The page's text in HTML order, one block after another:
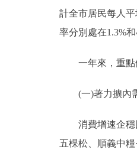
計全市居民每人
率分別處在1.3%
一年來，重點
(一)著力擴內需
消費增速企穩回
五棵松、順義中